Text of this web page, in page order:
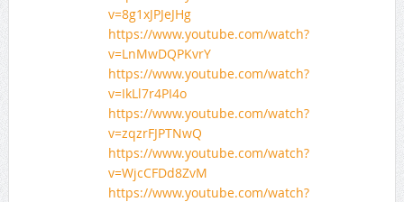
v=8g1xJPJeJHg
https://www.youtube.com/watch?
v=LnMwDQPKvrY
https://www.youtube.com/watch?
v=IkLl7r4PI4o
https://www.youtube.com/watch?
v=zqzrFJPTNwQ
https://www.youtube.com/watch?
v=WjcCFDd8ZvM
https://www.youtube.com/watch?